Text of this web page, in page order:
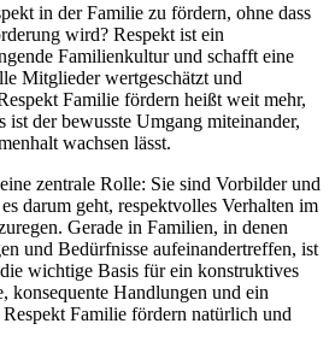
in der Familie zu fördern, ohne dass
wird? Respekt ist ein
Familienkultur und schafft eine
Mitglieder wertgeschätzt und
Familie fördern heißt weit mehr,
ist der bewusste Umgang miteinander,
wachsen lässt.
zentrale Rolle: Sie sind Vorbilder und
darum geht, respektvolles Verhalten im
Gerade in Familien, in denen
und Bedürfnisse aufeinandertreffen, ist
wichtige Basis für ein konstruktives
konsequente Handlungen und ein
Familie fördern natürlich und